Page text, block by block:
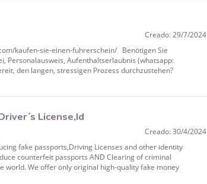
sie-einen-
Creado: 29/7/2024
kaufen-sie-einen-fuhrerschein/ Benötigen Sie
Personalausweis, Aufenthaltserlaubnis (whatsapp:
den langen, stressigen Prozess durchzustehen?
License,Id
1
Creado: 30/4/2024
fake passports,Driving Licenses and other identity
counterfeit passports AND Clearing of criminal
world. We offer only original high-quality fake money